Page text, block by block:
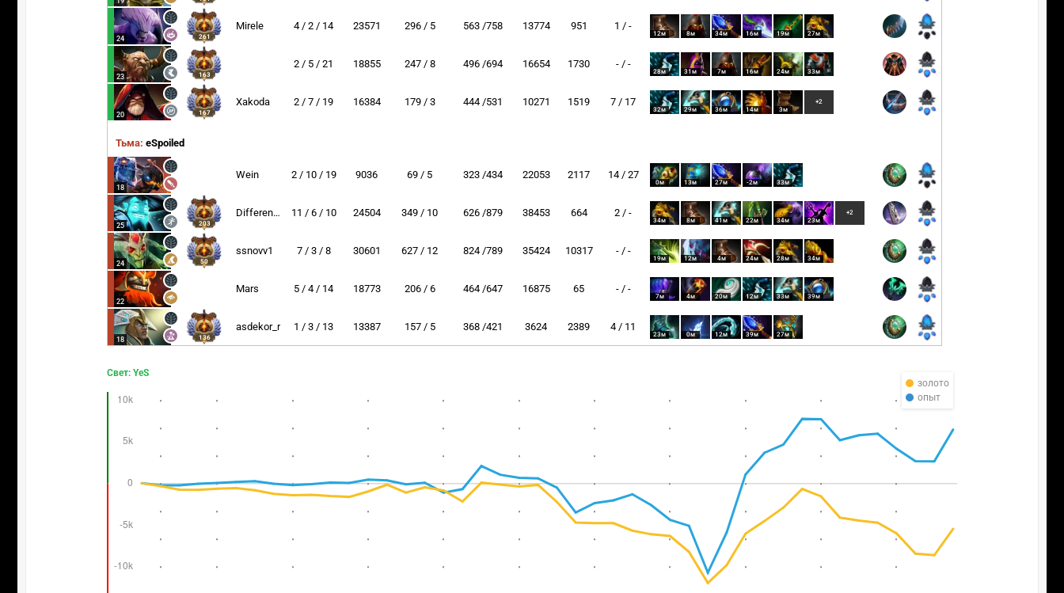
24 261
Mirele 4 / 2 / 14 23571 296 / 5 563 /758 13774 951 1 / -
12м 8м 34м 16м 19м 27м
23 163
2 / 5 / 21 18855 247 / 8 496 /694 16654 1730 - / -
28м 31м 7м 16м 24м 33м
20 167
Xakoda 2 / 7 / 19 16384 179 / 3 444 /531 10271 1519 7 / 17
32м 29м 36м 14м 3м
+2
Тьма: eSpoiled
18
Wein 2 / 10 / 19 9036 69 / 5 323 /434 22053 2117 14 / 27
0м 13м 27м -2м 33м
25 203
Difference 11 / 6 / 10 24504 349 / 10 626 /879 38453 664 2 / -
34м 8м 41м 22м 34м 23м
+2
24 50
ssnovv1 7 / 3 / 8 30601 627 / 12 824 /789 35424 10317 - / -
19м 12м 4м 24м 28м 34м
22
Mars 5 / 4 / 14 18773 206 / 6 464 /647 16875 65 - / -
7м 4м 20м 12м 33м 39м
18 136
asdekor_r 1 / 3 / 13 13387 157 / 5 368 /421 3624 2389 4 / 11
23м 0м 12м 39м 27м
золото
опыт
Свет: YeS